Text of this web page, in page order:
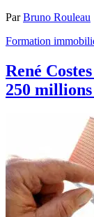
ParBruno Rouleau
Formation
René
250